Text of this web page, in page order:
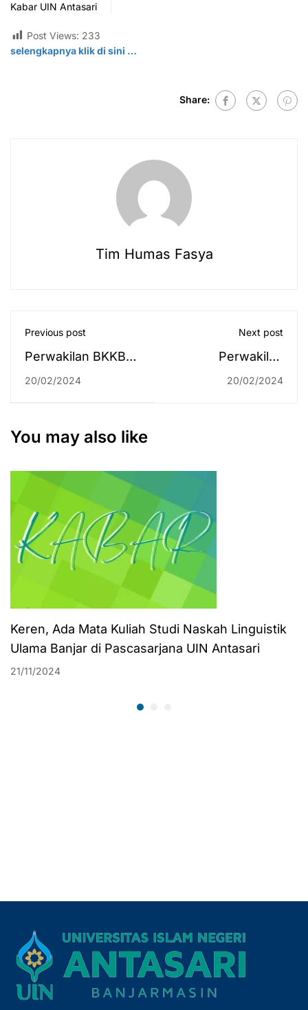
Kabar UIN Antasari
Post Views: 233
selengkapnya klik di sini …
Share:
Tim Humas Fasya
Previous post
Perwakilan BKKBN
Sampaikan
Generale Semester
20/02/2024
Next post
Perwakilan
Kemenkeu
20/02/2024
You may also like
Keren, Ada Mata Kuliah Studi Naskah Linguistik
Ulama Banjar di Pascasarjana UIN Antasari
21/11/2024